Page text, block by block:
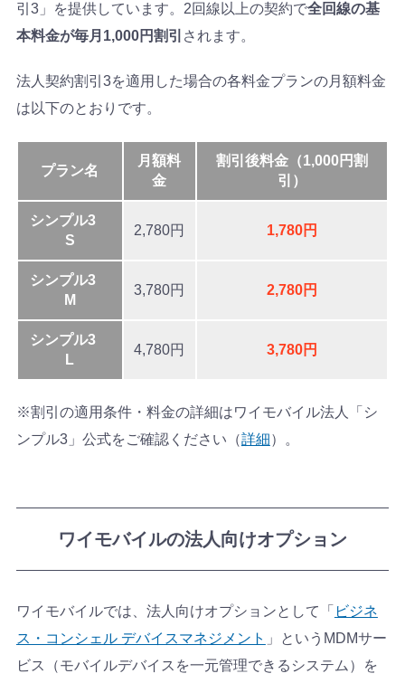
引3」を提供しています。2回線以上の契約で全回線の基
本料金が毎月1,000円割引 されます。
法人契約割引3を適用した場合の各料金プランの月額料金
は以下のとおりです。
プラン名
月額料
金
割引後料金（1,000円割
引）
シンプル3
S
2,780円 1,780円
シンプル3
M
3,780円 2,780円
シンプル3
L
4,780円 3,780円
※割引の適用条件・料金の詳細はワイモバイル法人「シ
ンプル3」公式をご確認ください（詳細）。
ワイモバイルの法人向けオプション
ワイモバイルでは、法人向けオプションとして「 ビジネ
ス・コンシェル デバイスマネジメント 」というMDMサー
ビス（モバイルデバイスを一元管理できるシステム）を